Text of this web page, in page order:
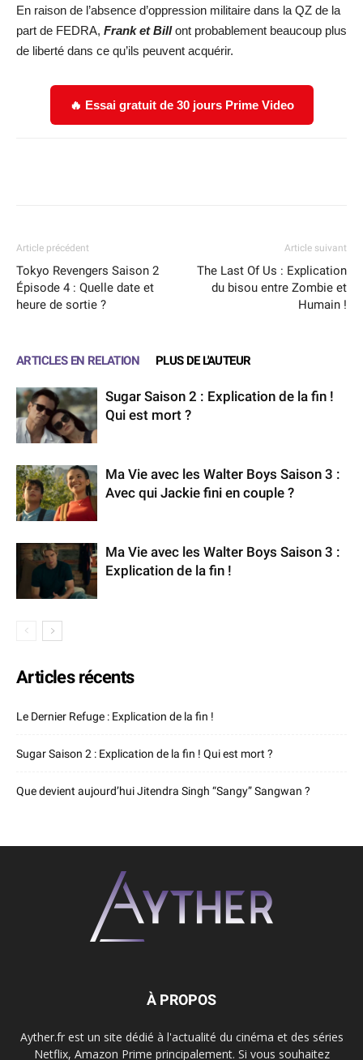
En raison de l’absence d’oppression militaire dans la QZ de la
part de FEDRA, Frank et Billont probablement beaucoup plus
de liberté dans ce qu’ils peuvent acquérir.
🔥 Essai gratuit de 30 jours Prime Video
Article précédent
Tokyo Revengers Saison 2
Épisode 4 : Quelle date et
heure de sortie ?
Article suivant
The Last Of Us : Explication
du bisou entre Zombie et
Humain !
ARTICLES EN RELATION PLUS DE L'AUTEUR
Sugar Saison 2 : Explication de la fin !
Qui est mort ?
Ma Vie avec les Walter Boys Saison 3 :
Avec qui Jackie fini en couple ?
Ma Vie avec les Walter Boys Saison 3 :
Explication de la fin !
Articles récents
Le Dernier Refuge : Explication de la fin !
Sugar Saison 2 : Explication de la fin ! Qui est mort ?
Que devient aujourd’hui Jitendra Singh “Sangy” Sangwan ?
À PROPOS
Ayther.fr est un site dédié à l'actualité du cinéma et des séries
Netflix, Amazon Prime principalement. Si vous souhaitez